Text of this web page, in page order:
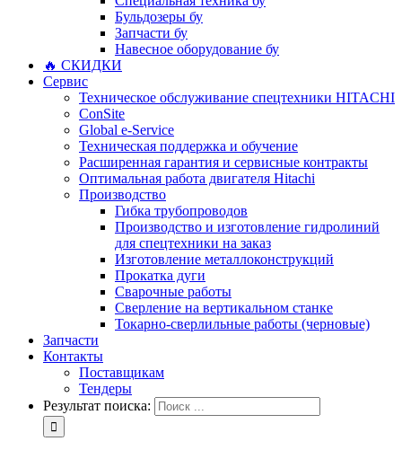
Бульдозеры бу
Запчасти бу
Навесное оборудование бу
🔥 СКИДКИ
Сервис
Техническое обслуживание спецтехники HITACHI
ConSite
Global e-Service
Техническая поддержка и обучение
Расширенная гарантия и сервисные контракты
Оптимальная работа двигателя Hitachi
Производство
Гибка трубопроводов
Производство и изготовление гидролиний
для спецтехники на заказ
Изготовление металлоконструкций
Прокатка дуги
Сварочные работы
Сверление на вертикальном станке
Токарно-сверлильные работы (черновые)
Запчасти
Контакты
Поставщикам
Тендеры
Результат поиска: